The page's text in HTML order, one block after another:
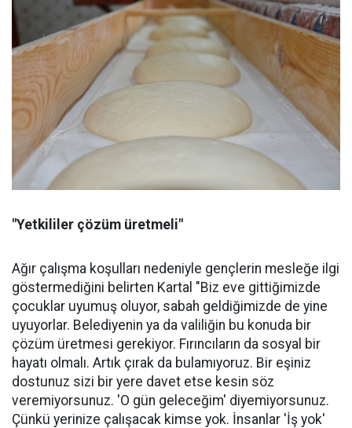
"Yetkililer çözüm üretmeli"
Ağır çalışma koşulları nedeniyle gençlerin mesleğe ilgi
göstermediğini belirten Kartal "Biz eve gittiğimizde
çocuklar uyumuş oluyor, sabah geldiğimizde de yine
uyuyorlar. Belediyenin ya da valiliğin bu konuda bir
çözüm üretmesi gerekiyor. Fırıncıların da sosyal bir
hayatı olmalı. Artık çırak da bulamıyoruz. Bir eşiniz
dostunuz sizi bir yere davet etse kesin söz
veremiyorsunuz. 'O gün geleceğim' diyemiyorsunuz.
Çünkü yerinize çalışacak kimse yok. İnsanlar 'İş yok'